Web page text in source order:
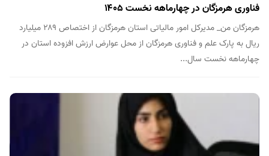
فناوری هرمزگان در چهارماهه نخست ۱۴۰۵
هرمزگان من_ مدیرکل امور مالیاتی استان هرمزگان از اختصاص ۲۸۹ میلیارد
ریال به پارک علم و فناوری هرمزگان از محل عوارض ارزش افزوده استان در
چهارماهه نخست سال...